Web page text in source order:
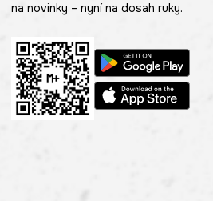
na novinky – nyní na dosah ruky.